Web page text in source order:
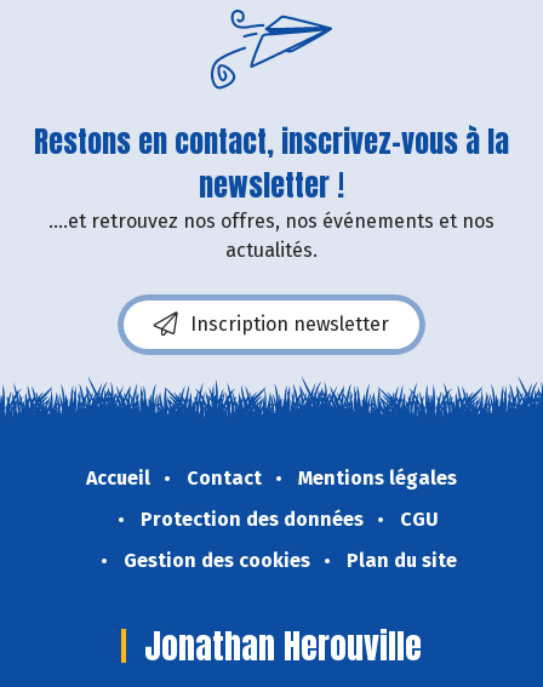
Restons en contact, inscrivez-vous à la
newsletter !
....et retrouvez nos offres, nos événements et nos
actualités.
Inscription newsletter
Accueil Contact
Mentions légales
Protection des données
CGU
Gestion des cookies
Plan du site
Jonathan Herouville